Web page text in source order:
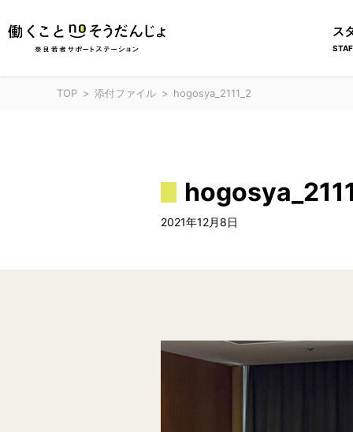
ス
TOP 添付ファイル hogosya_2111_2
2021年12月8日